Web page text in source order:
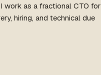
work as a fractional CTO for
hiring, and technical due